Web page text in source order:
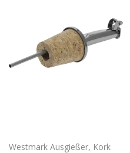
Westmark Ausgießer, Kork